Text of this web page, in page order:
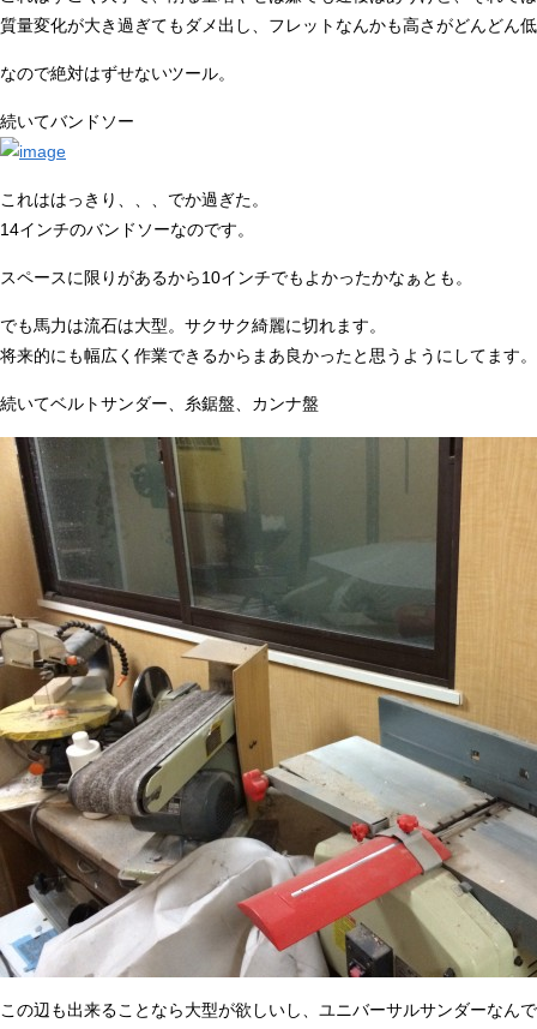
質量変化が大き過ぎてもダメ出し、フレットなんかも高さがどんどん
なので絶対はずせないツール。
続いてバンドソー
これははっきり、、、でか過ぎた。
14インチのバンドソーなのです。
スペースに限りがあるから10インチでもよかったかなぁとも。
でも馬力は流石は大型。サクサク綺麗に切れます。
将来的にも幅広く作業できるからまあ良かったと思うようにしてます。
続いてベルトサンダー、糸鋸盤、カンナ盤
この辺も出来ることなら大型が欲しいし、ユニバーサルサンダーなん